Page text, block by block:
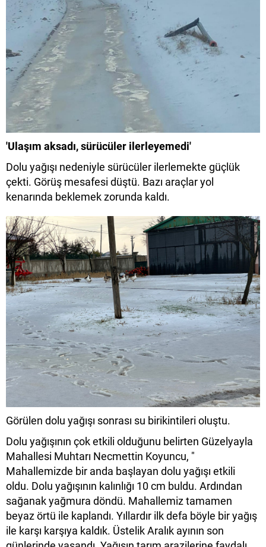
'Ulaşım aksadı, sürücüler ilerleyemedi'
Dolu yağışı nedeniyle sürücüler ilerlemekte güçlük
çekti. Görüş mesafesi düştü. Bazı araçlar yol
kenarında beklemek zorunda kaldı.
Görülen dolu yağışı sonrası su birikintileri oluştu.
Dolu yağışının çok etkili olduğunu belirten Güzelyayla
Mahallesi Muhtarı Necmettin Koyuncu, "
Mahallemizde bir anda başlayan dolu yağışı etkili
oldu. Dolu yağışının kalınlığı 10 cm buldu. Ardından
sağanak yağmura döndü. Mahallemiz tamamen
beyaz örtü ile kaplandı. Yıllardır ilk defa böyle bir yağış
ile karşı karşıya kaldık. Üstelik Aralık ayının son